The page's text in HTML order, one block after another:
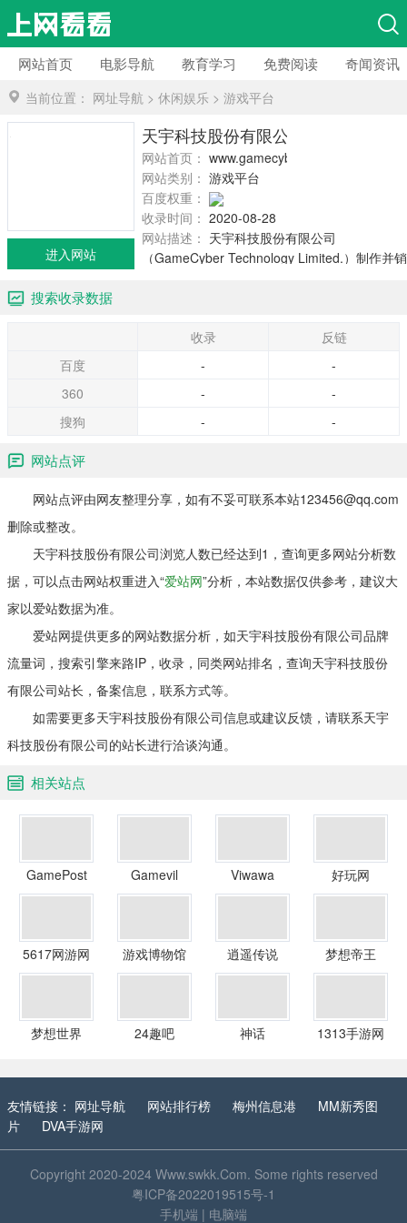
网站首页 电影导航 教育学习 免费阅读 奇闻资讯
当前位置： 网址导航 > 休闲娱乐 > 游戏平台
天宇科技股份有限公司
网站首页： www.gamecyber.com.hk
网站类别： 游戏平台
百度权重：
收录时间： 2020-08-28
网站描述： 天宇科技股份有限公司
（GameCyber Technology Limited.）制作并销
进入网站
搜索收录数据
收录
反链
百度
-
-
360
-
-
搜狗
- -
网站点评
网站点评由网友整理分享，如有不妥可联系本站123456@qq.com
删除或整改。
天宇科技股份有限公司浏览人数已经达到1，查询更多网站分析数
据，可以点击网站权重进入“爱站网”分析，本站数据仅供参考，建议大
家以爱站数据为准。
爱站网提供更多的网站数据分析，如天宇科技股份有限公司品牌
流量词，搜索引擎来路IP，收录，同类网站排名，查询天宇科技股份
有限公司站长，备案信息，联系方式等。
如需要更多天宇科技股份有限公司信息或建议反馈，请联系天宇
科技股份有限公司的站长进行洽谈沟通。
相关站点
GamePost Gamevil Viwawa 好玩网
5617网游网 游戏博物馆 逍遥传说 梦想帝王
梦想世界 24趣吧 神话 1313手游网
友情链接： 网址导航 网站排行榜 梅州信息港
MM新秀图
片
DVA手游网
Copyright 2020-2024 Www.swkk.Com. Some rights reserved
粤ICP备2022019515号-1
手机端 | 电脑端